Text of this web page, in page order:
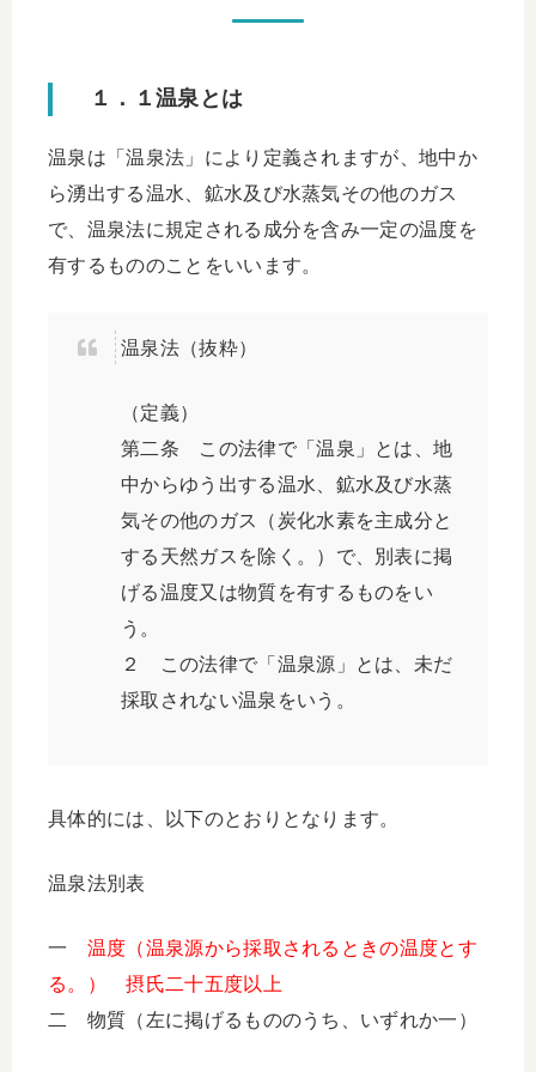
１．１温泉とは
温泉は「温泉法」により定義されますが、地中か
ら湧出する温水、鉱水及び水蒸気その他のガス
で、温泉法に規定される成分を含み一定の温度を
有するもののことをいいます。
温泉法（抜粋）
（定義）
第二条 この法律で「温泉」とは、地
中からゆう出する温水、鉱水及び水蒸
気その他のガス（炭化水素を主成分と
する天然ガスを除く。）で、別表に掲
げる温度又は物質を有するものをい
う。
２ この法律で「温泉源」とは、未だ
採取されない温泉をいう。
具体的には、以下のとおりとなります。
温泉法別表
一 温度（温泉源から採取されるときの温度とす
る。） 摂氏二十五度以上
二 物質（左に掲げるもののうち、いずれか一）